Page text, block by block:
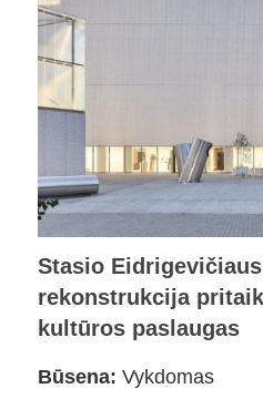
Stasio
rekonstrukcija
kultūros paslaugas
Būsena: Vykdomas